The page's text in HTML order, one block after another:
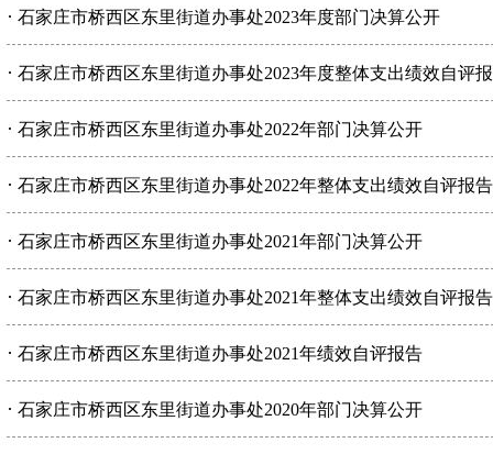
· 石家庄市桥西区东里街道办事处2023年度部门决算公开
· 石家庄市桥西区东里街道办事处2023年度整体支出绩效自评
· 石家庄市桥西区东里街道办事处2022年部门决算公开
· 石家庄市桥西区东里街道办事处2022年整体支出绩效自评报
· 石家庄市桥西区东里街道办事处2021年部门决算公开
· 石家庄市桥西区东里街道办事处2021年整体支出绩效自评报告
· 石家庄市桥西区东里街道办事处2021年绩效自评报告
· 石家庄市桥西区东里街道办事处2020年部门决算公开